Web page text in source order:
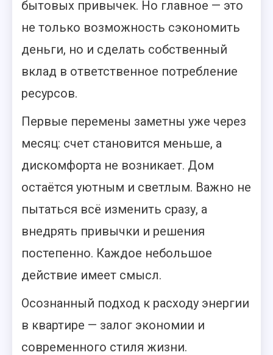
бытовых привычек. Но главное — это
не только возможность сэкономить
деньги, но и сделать собственный
вклад в ответственное потребление
ресурсов.
Первые перемены заметны уже через
месяц: счет становится меньше, а
дискомфорта не возникает. Дом
остаётся уютным и светлым. Важно не
пытаться всё изменить сразу, а
внедрять привычки и решения
постепенно. Каждое небольшое
действие имеет смысл.
Осознанный подход к расходу энергии
в квартире — залог экономии и
современного стиля жизни.